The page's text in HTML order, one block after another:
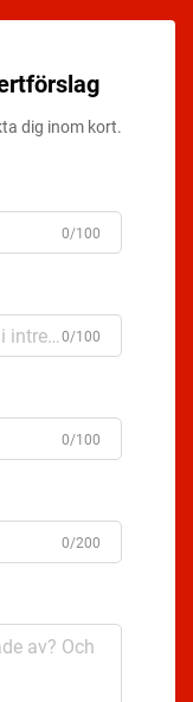
dig inom kort.
0/100
0/100
0/100
0/200